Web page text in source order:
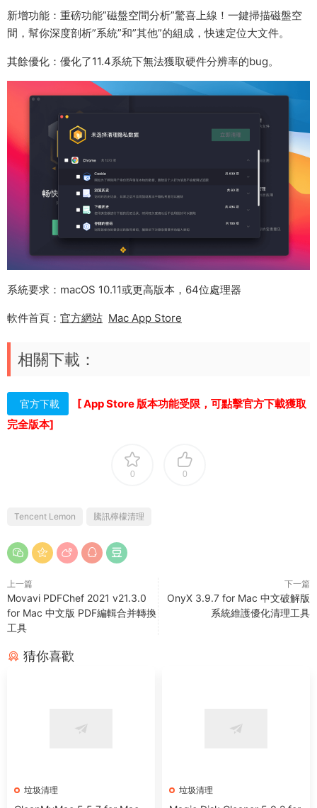
新增功能：重磅功能”磁盤空間分析”驚喜上線！一鍵掃描磁盤空
間，幫你深度剖析”系統”和”其他”的組成，快速定位大文件。
其餘優化：優化了11.4系統下無法獲取硬件分辨率的bug。
系統要求：macOS 10.11或更高版本，64位處理器
軟件首頁： 官方網站 Mac App Store
相關下載：
官方下載
[ App Store 版本功能受限，可點擊官方下載獲取
完全版本]
0 0
Tencent Lemon 騰訊檸檬清理
上一篇
Movavi PDFChef 2021 v21.3.0
for Mac 中文版 PDF編輯合并轉換
工具
下一篇
OnyX 3.9.7 for Mac 中文破解版
系統維護優化清理工具
猜你喜歡
垃圾清理 垃圾清理